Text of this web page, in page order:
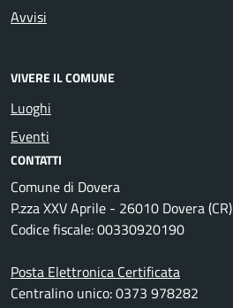
Avvisi
VIVERE IL COMUNE
Luoghi
Eventi
CONTATTI
Comune di Dovera
P.zza XXV Aprile - 26010 Dovera (CR)
Codice fiscale: 00330920190
Posta Elettronica Certificata
Centralino unico: 0373 978282